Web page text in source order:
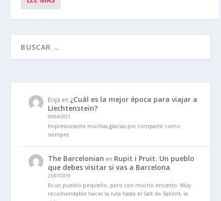
Ecija en ¿Cuál es la mejor época para viajar a
Liechtenstein?
08/04/2021
Impresionante muchas gracias por compartir como
siempre
The Barcelonian en Rupit i Pruit. Un pueblo
que debes visitar si vas a Barcelona
25/07/2019
Es un pueblo pequeño, pero con mucho encanto. Muy
recomendable hacer la ruta hasta el Salt de Sallent, la